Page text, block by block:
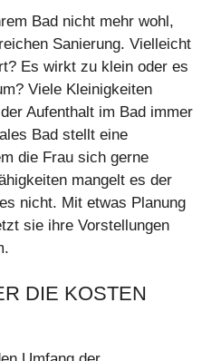
Bad nicht mehr wohl,
Sanierung. Vielleicht
Es wirkt zu klein oder es
Viele Kleinigkeiten
Aufenthalt im Bad immer
Bad stellt eine
die Frau sich gerne
mangelt es der
nicht. Mit etwas Planung
sie ihre Vorstellungen
DIE KOSTEN